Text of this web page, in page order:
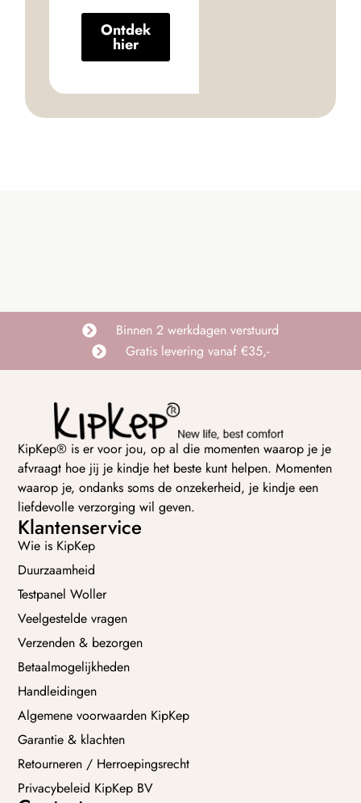
Ontdek
hier
Binnen 2 werkdagen verstuurd
Gratis levering vanaf €35,-
KipKep® is er voor jou, op al die momenten waarop je je
afvraagt hoe jij je kindje het beste kunt helpen. Momenten
waarop je, ondanks soms de onzekerheid, je kindje een
liefdevolle verzorging wil geven.
Klantenservice
Wie is KipKep
Duurzaamheid
Testpanel Woller
Veelgestelde vragen
Verzenden & bezorgen
Betaalmogelijkheden
Handleidingen
Algemene voorwaarden KipKep
Garantie & klachten
Retourneren / Herroepingsrecht
Privacybeleid KipKep BV